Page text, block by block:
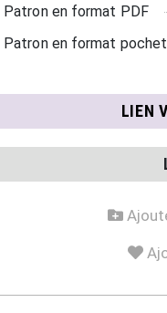
Patron en format PDF
Patron en format
LIEN